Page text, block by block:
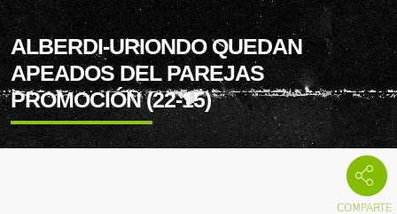
ALBERDI-URIONDO QUEDAN
APEADOS DEL PAREJAS
PROMOCIÓN (22-15)